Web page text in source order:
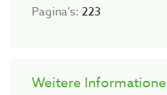
Pagina's: 223
Weitere